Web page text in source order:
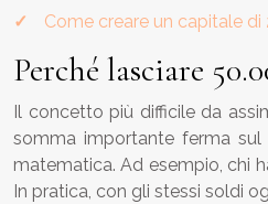
Come creare un capitale
Perché lasciare
Il concetto più difficile da
somma importante ferma sul
matematica. Ad esempio, chi
In pratica, con gli stessi soldi